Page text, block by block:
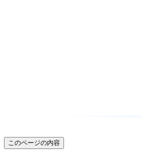
このページの内容